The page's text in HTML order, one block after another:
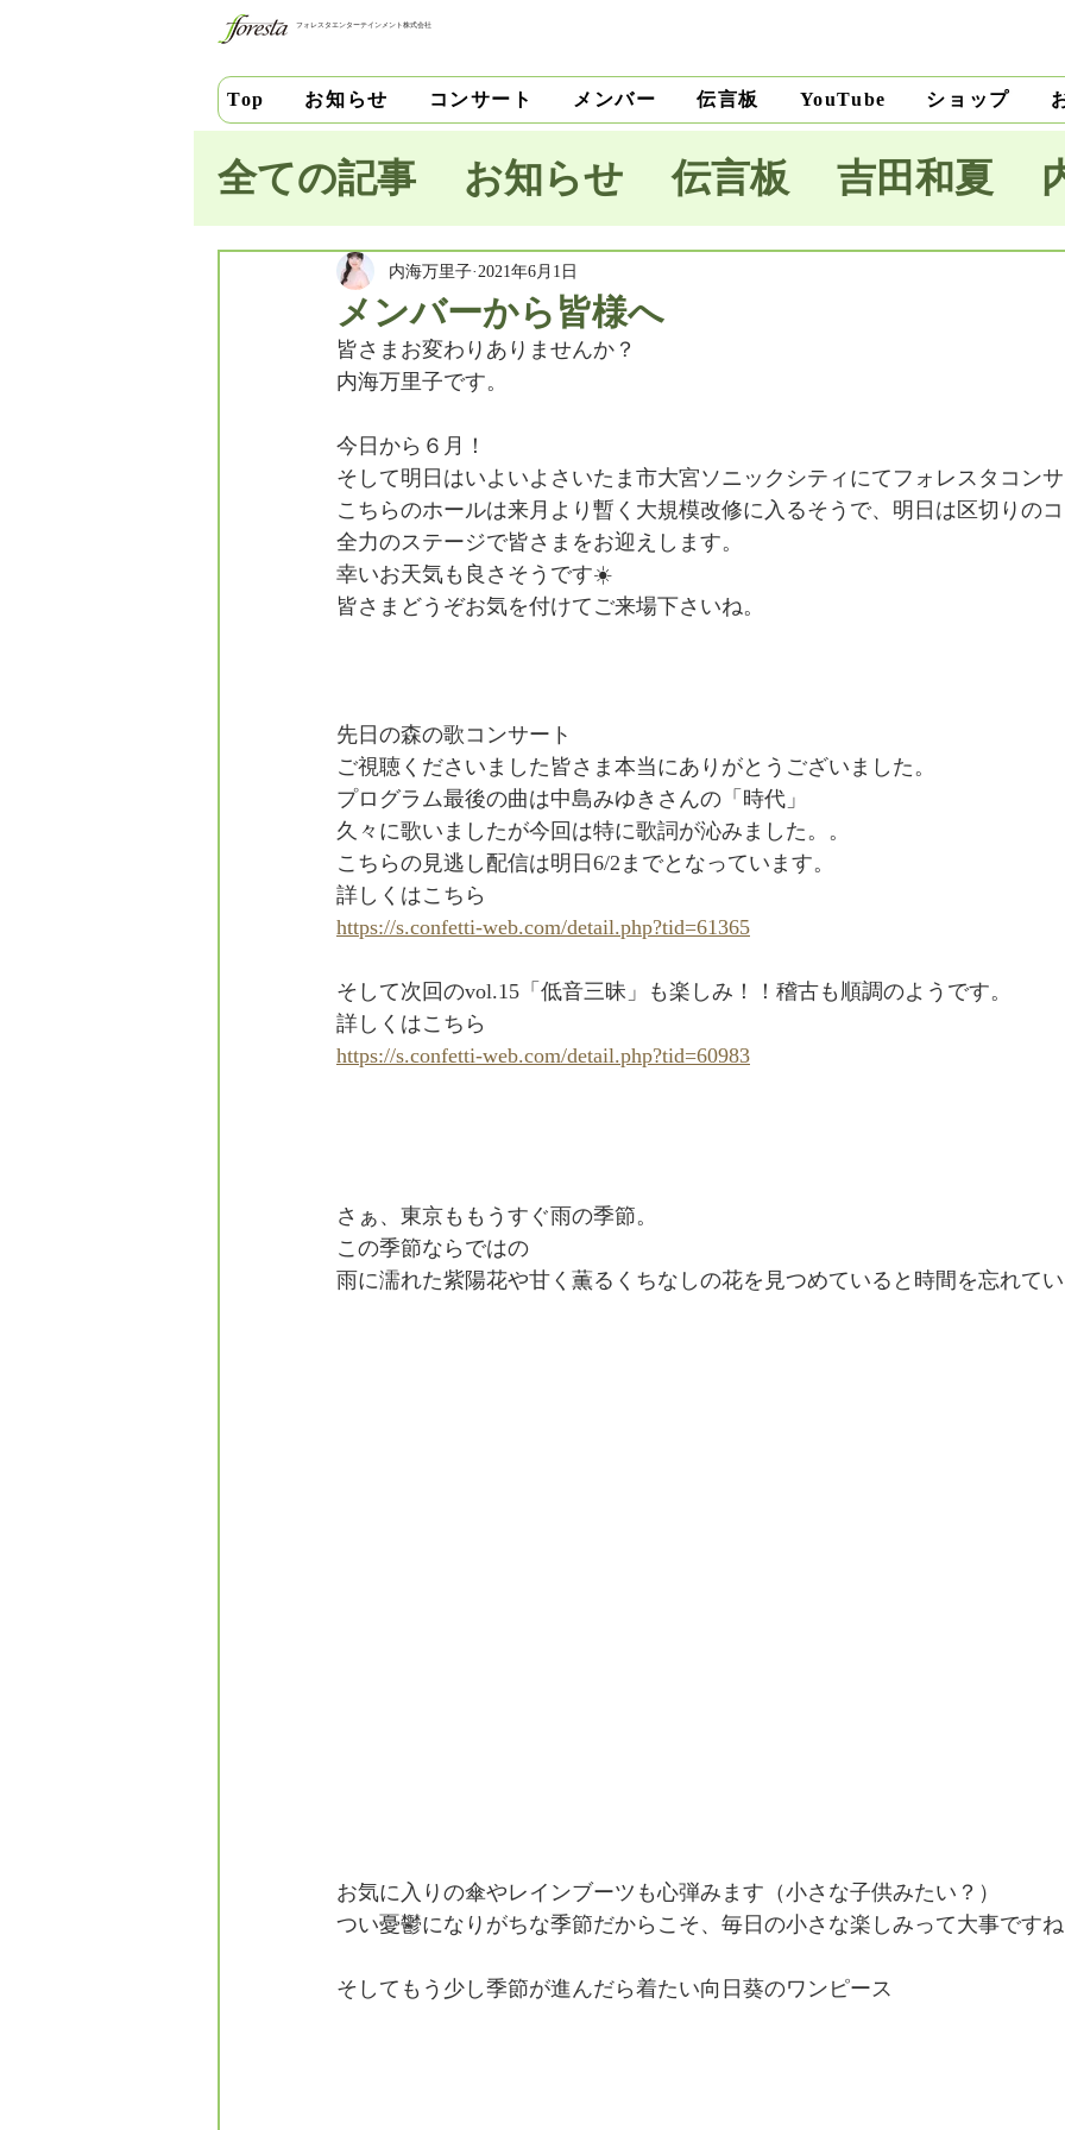
フォレスタエンターテインメント株式会社
Top お知らせ コンサート メンバー 伝言板 YouTube ショップ
全ての記事 お知らせ 伝言板 吉田和夏
池田史花 三宅里菜
中安千晶 財木麗子
竹内直紀 山本将生 大野隆 石川和男
フォレスタエンターテインメント
メンバーから皆様へ
内海万里子 2021年6月1日
皆さまお変わりありませんか？
内海万里子です。
今日から６月！
そして明日はいよいよさいたま市大宮ソニックシティにてフォレスタコン
こちらのホールは来月より暫く大規模改修に入るそうで、明日は区切りの
全力のステージで皆さまをお迎えします。
幸いお天気も良さそうです☀️
皆さまどうぞお気を付けてご来場下さいね。
先日の森の歌コンサート
ご視聴くださいました皆さま本当にありがとうございました。
プログラム最後の曲は中島みゆきさんの「時代」
久々に歌いましたが今回は特に歌詞が沁みました。。
こちらの見逃し配信は明日6/2までとなっています。
詳しくはこちら
https://s.confetti-web.com/detail.php?tid=61365
そして次回のvol.15「低音三昧」も楽しみ！！稽古も順調のようです。
詳しくはこちら
https://s.confetti-web.com/detail.php?tid=60983
さぁ、東京ももうすぐ雨の季節。
この季節ならではの
雨に濡れた紫陽花や甘く薫るくちなしの花を見つめていると時間を忘れて
お気に入りの傘やレインブーツも心弾みます（小さな子供みたい？）
つい憂鬱になりがちな季節だからこそ、毎日の小さな楽しみって大事です
そしてもう少し季節が進んだら着たい向日葵のワンピース